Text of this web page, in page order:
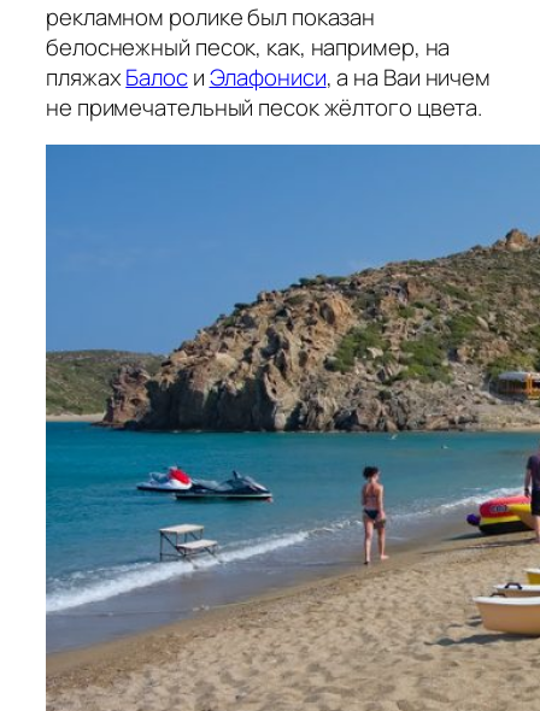
рекламном ролике был показан
белоснежный песок, как, например, на
пляжахБалосиЭлафониси, а на Ваи ничем
не примечательный песок жёлтого цвета.